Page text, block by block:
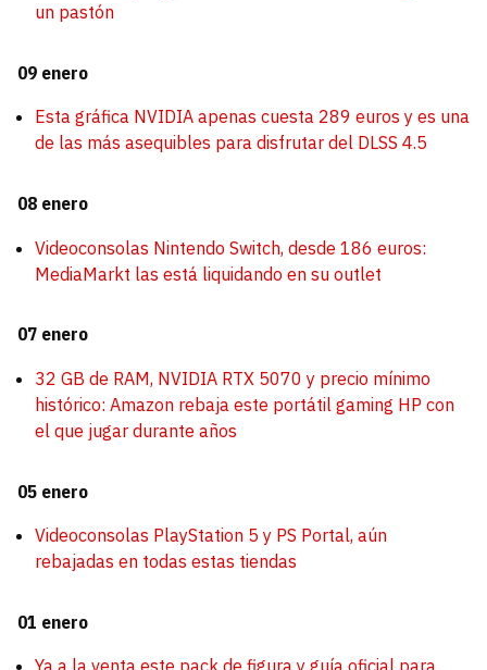
un pastón
09 enero
Esta gráfica NVIDIA apenas cuesta 289 euros y es una
de las más asequibles para disfrutar del DLSS 4.5
08 enero
Videoconsolas Nintendo Switch, desde 186 euros:
MediaMarkt las está liquidando en su outlet
07 enero
32 GB de RAM, NVIDIA RTX 5070 y precio mínimo
histórico: Amazon rebaja este portátil gaming HP con
el que jugar durante años
05 enero
Videoconsolas PlayStation 5 y PS Portal, aún
rebajadas en todas estas tiendas
01 enero